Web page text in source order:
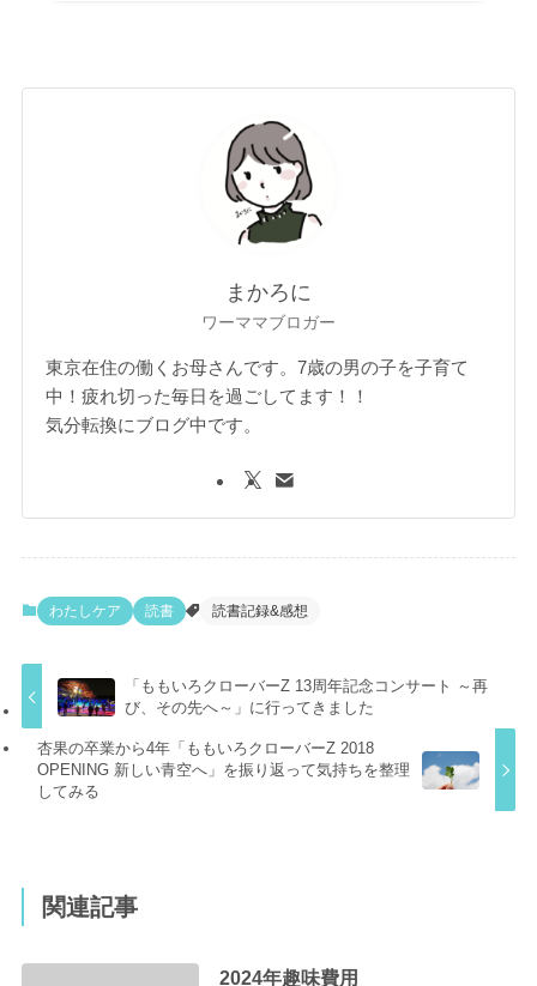
まかろに
ワーママブロガー
東京在住の働くお母さんです。7歳の男の子を子育て
中！疲れ切った毎日を過ごしてます！！
気分転換にブログ中です。
わたしケア 読書 読書記録&感想
「ももいろクローバーZ 13周年記念コンサート ～再
び、その先へ～」に行ってきました
杏果の卒業から4年「ももいろクローバーZ 2018
OPENING 新しい青空へ」を振り返って気持ちを整理
してみる
関連記事
2024年趣味費用